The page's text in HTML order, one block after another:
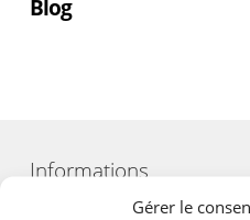
Gérer le
Blog
Informations